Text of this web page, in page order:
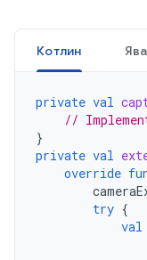
Котлин Ява
private val
//
}
private val
override
try {
val